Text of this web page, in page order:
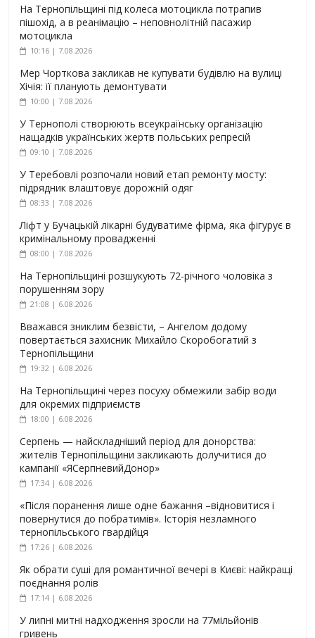
На Тернопільщині під колеса мотоцикла потрапив
пішохід, а в реанімацію – неповнолітній пасажир
мотоцикла
10:16 | 7.08.2026
Мер Чорткова закликав не купувати будівлю на вулиці
Хічія: її планують демонтувати
10:00 | 7.08.2026
У Тернополі створюють всеукраїнську організацію
нащадків українських жертв польських репресій
09:10 | 7.08.2026
У Теребовлі розпочали новий етап ремонту мосту:
підрядник влаштовує дорожній одяг
08:33 | 7.08.2026
Ліфт у Бучацькій лікарні будуватиме фірма, яка фігурує в
кримінальному провадженні
08:00 | 7.08.2026
На Тернопільщині розшукують 72-річного чоловіка з
порушенням зору
21:08 | 6.08.2026
Вважався зниклим безвісти, – Ангелом додому
повертається захисник Михайло Скоробогатий з
Тернопільщини
19:32 | 6.08.2026
На Тернопільщині через посуху обмежили забір води
для окремих підприємств
18:00 | 6.08.2026
Серпень — найскладніший період для донорства:
жителів Тернопільщини закликають долучитися до
кампанії «ЯСерпневийДонор»
17:34 | 6.08.2026
«Після поранення лише одне бажання –відновитися і
повернутися до побратимів». Історія незламного
тернопільського гвардійця
17:26 | 6.08.2026
Як обрати суші для романтичної вечері в Києві: найкращі
поєднання ролів
17:14 | 6.08.2026
У липні митні надходження зросли на 77мільйонів
гривень